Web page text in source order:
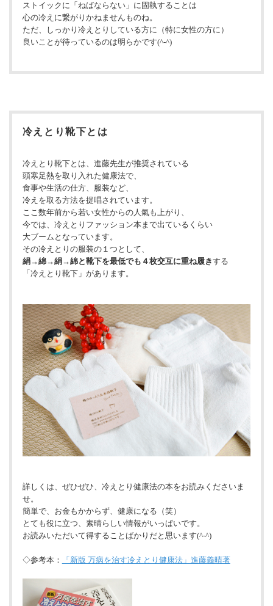
ストイックに「ねばならない」に固執することは
心の冷えに繋がりかねませんものね。
ただ、しっかり冷えとりしている方に（特に女性の方に）
良いことが待っているのは明らかです(^-^)
冷えとり靴下とは
冷えとり靴下とは、進藤先生が推奨されている
頭寒足熱を取り入れた健康法で、
食事や生活の仕方、服装など、
冷えを取る方法を提唱されています。
ここ数年前から若い女性からの人氣も上がり、
今では、冷えとりファッション本まで出ているくらい
大ブームとなっています。
その冷えとりの服装の１つとして、
絹→綿→絹→綿と靴下を最低でも４枚交互に重ね履きする
「冷えとり靴下」があります。
詳しくは、ぜひぜひ、冷えとり健康法の本をお読みくださいま
せ。
簡単で、お金もかからず、健康になる（笑）
とても役に立つ、素晴らしい情報がいっぱいです。
お読みいただいて得することばかりだと思います(^-^)
◇参考本： 「新版 万病を治す冷えとり健康法」進藤義晴著